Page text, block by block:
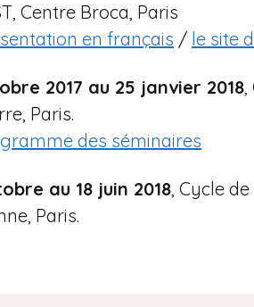
Centre Broca, Paris
en français / le site
2017 au 25 janvier 2018,
Paris.
des séminaires
au 18 juin 2018, Cycle
Paris.